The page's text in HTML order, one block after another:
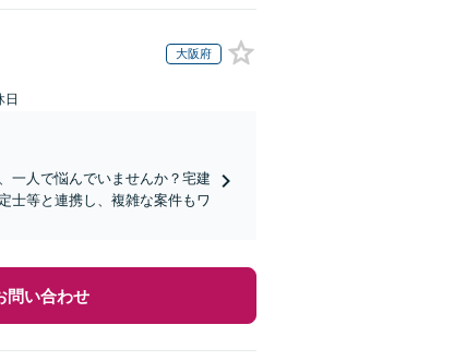
大阪府
日
一人で悩んでいませんか？宅建
士等と連携し、複雑な案件もワ
問い合わせ